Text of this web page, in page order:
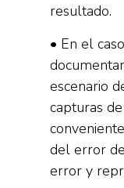
resultado.
• En el
escenario
capturas
del error
error y